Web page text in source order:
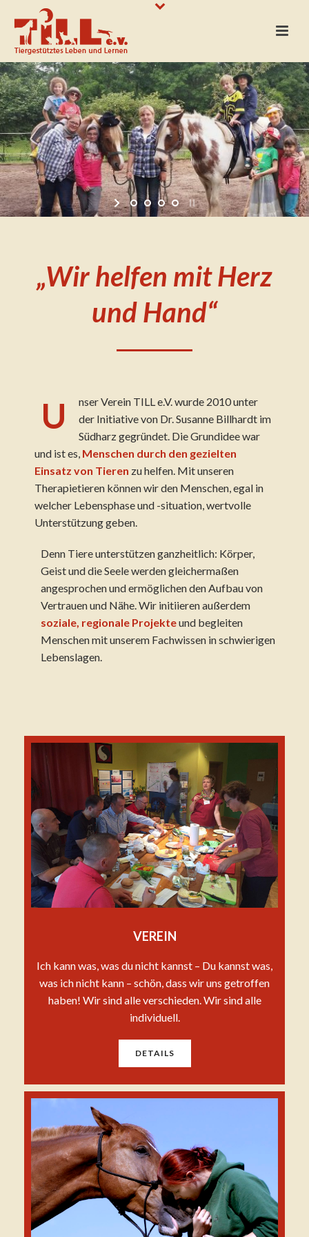
TILL e.V.
Tiergestütztes Leben und Lernen
„Wir helfen mit Herz
und Hand“
U
nser Verein TILL e.V. wurde 2010 unter
der Initiative von Dr. Susanne Billhardt im
Südharz gegründet. Die Grundidee war
und ist es, Menschen durch den gezielten
Einsatz von Tieren zu helfen. Mit unseren
Therapietieren können wir den Menschen, egal in
welcher Lebensphase und -situation, wertvolle
Unterstützung geben.
Denn Tiere unterstützen ganzheitlich: Körper,
Geist und die Seele werden gleichermaßen
angesprochen und ermöglichen den Aufbau von
Vertrauen und Nähe. Wir initiieren außerdem
soziale, regionale Projekteund begleiten
Menschen mit unserem Fachwissen in schwierigen
Lebenslagen.
VEREIN
Ich kann was, was du nicht kannst – Du kannst was,
was ich nicht kann – schön, dass wir uns getroffen
haben! Wir sind alle verschieden. Wir sind alle
individuell.
DETAILS